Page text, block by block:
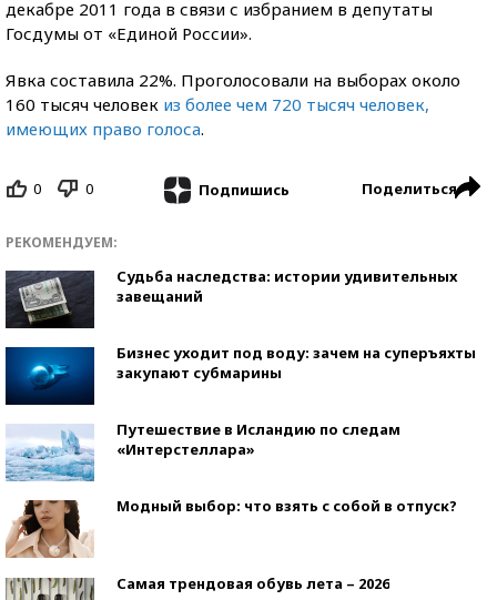
декабре 2011 года в связи с избранием в депутаты
Госдумы от «Единой России».
Явка составила 22%. Проголосовали на выборах около
160 тысяч человек из более чем 720 тысяч человек,
имеющих право голоса.
0 0 Подпишись Поделиться
РЕКОМЕНДУЕМ:
Судьба наследства: истории удивительных
завещаний
Бизнес уходит под воду: зачем на суперъяхты
закупают субмарины
Путешествие в Исландию по следам
«Интерстеллара»
Модный выбор: что взять с собой в отпуск?
Самая трендовая обувь лета – 2026